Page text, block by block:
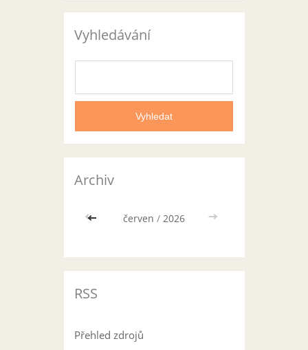
Vyhledávání
Archiv
<< červen / 2026 >>
RSS
Přehled zdrojů